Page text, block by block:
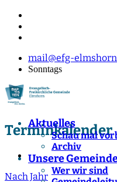
mail@efg-
Sonntags
Aktuelles
Schau mal
Archiv
Unsere
Wer wir sind
Terminkalender
Nach Jahr